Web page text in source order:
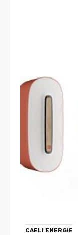
CAELI ENERGIE